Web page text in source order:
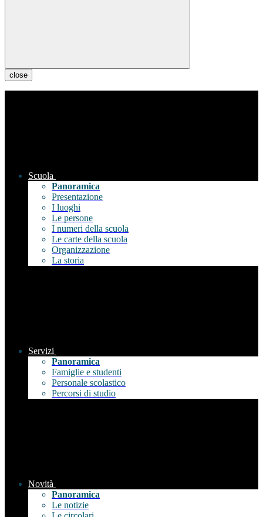
close
Scuola
Panoramica
Presentazione
I luoghi
Le persone
I numeri della scuola
Le carte della scuola
Organizzazione
La storia
Servizi
Panoramica
Famiglie e studenti
Personale scolastico
Percorsi di studio
Novità
Panoramica
Le notizie